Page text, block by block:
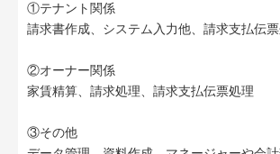
①テナント関係
請求書作成、システム入力他、請求支払伝
②オーナー関係
家賃精算、請求処理、請求支払伝票処理
③その他